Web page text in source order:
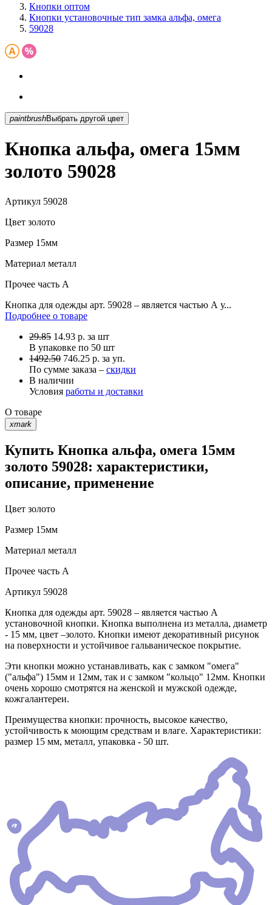
Кнопки оптом
Кнопки установочные тип замка альфа, омега
59028
paintbrush Выбрать другой цвет
Кнопка альфа, омега 15мм
золото 59028
Артикул 59028
Цвет золото
Размер 15мм
Материал металл
Прочее часть A
Кнопка для одежды арт. 59028 – является частью А у...
Подробнее о товаре
29.85 14.93 р. за шт
В упаковке по 50 шт
1492.50 746.25 р. за уп.
По сумме заказа – скидки
В наличии
Условия работы и доставки
О товаре
xmark
Купить Кнопка альфа, омега 15мм
золото 59028: характеристики,
описание, применение
Цвет золото
Размер 15мм
Материал металл
Прочее часть A
Артикул 59028
Кнопка для одежды арт. 59028 – является частью А
установочной кнопки. Кнопка выполнена из металла, диаметр
- 15 мм, цвет –золото. Кнопки имеют декоративный рисунок
на поверхности и устойчивое гальваническое покрытие.
Эти кнопки можно устанавливать, как с замком "омега"
("альфа") 15мм и 12мм, так и с замком "кольцо" 12мм. Кнопки
очень хорошо смотрятся на женской и мужской одежде,
кожгалантереи.
Преимущества кнопки: прочность, высокое качество,
устойчивость к моющим средствам и влаге. Характеристики:
размер 15 мм, металл, упаковка - 50 шт.